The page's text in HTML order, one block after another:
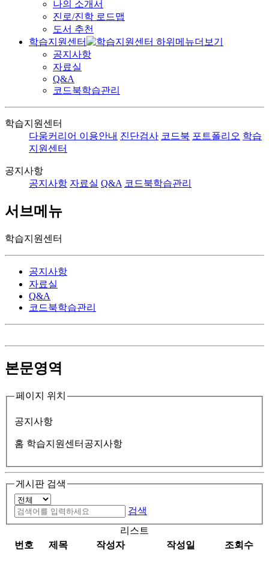
나의 소개서
진로/진학 로드맵
도서 추천
학습지원센터
공지사항
자료실
Q&A
코드북학습관리
학습지원센터
다움커리어 이용안내 진단검사 코드북 포트폴리오 학습
지원센터
공지사항
공지사항 자료실 Q&A 코드북학습관리
서브메뉴
학습지원센터
공지사항
자료실
Q&A
코드북학습관리
본문영역
페이지 위치
공지사항
홈 학습지원센터 공지사항
게시판 검색
검색
리스트
번호
제목 작성자 작성일 조회수